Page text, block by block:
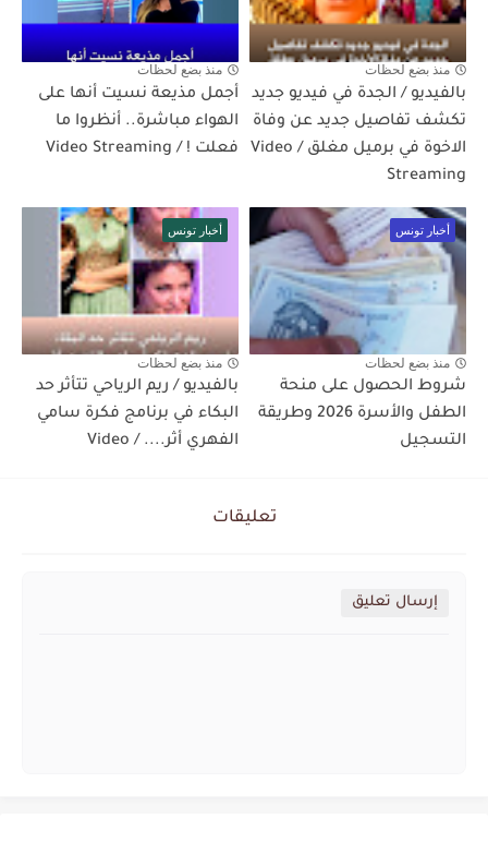
منذ بضع لحظات
بالفيديو / الجدة في فيديو جديد
تكشف تفاصيل جديد عن وفاة
الاخوة في برميل مغلق / Video
Streaming
منذ بضع لحظات
أجمل مذيعة نسيت أنها على
الهواء مباشرة.. أنظروا ما
فعلت ! / Video Streaming
أخبار تونس
منذ بضع لحظات
شروط الحصول على منحة
الطفل والأسرة 2026 وطريقة
التسجيل
أخبار تونس
منذ بضع لحظات
بالفيديو / ريم الرياحي تتأثر حد
البكاء في برنامج فكرة سامي
الفهري أثر.... / Video
تعليقات
إرسال تعليق